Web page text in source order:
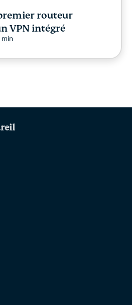
routeur
VPN intégré